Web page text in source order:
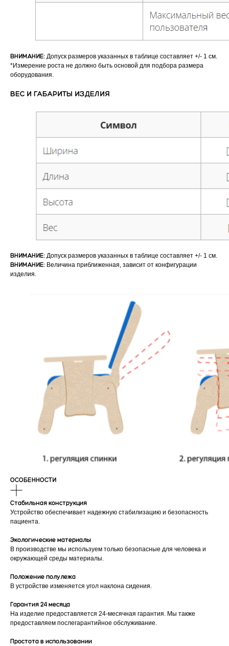
ВНИМАНИЕ: Допуск размеров указанных в таблице составляет +/- 1 см.
*Измерение роста не должно быть основой для подбора размера
оборудования.
ВЕС И ГАБАРИТЫ ИЗДЕЛИЯ
ВНИМАНИЕ: Допуск размеров указанных в таблице составляет +/- 1 см.
ВНИМАНИЕ: Величина приближенная, зависит от конфигурации
изделия.
ОСОБЕННОСТИ
Стабильная конструкция
Устройство обеспечивает надежную стабилизацию и безопасность
пациента.
Экологические материалы
В производстве мы используем только безопасные для человека и
окружающей среды материалы.
Положение полулежа
В устройстве изменяется угол наклона сидения.
Гарантия 24 месяца
На изделие предоставляется 24-месячная гарантия. Мы также
предоставляем послегарантийное обслуживание.
Простота в использовании